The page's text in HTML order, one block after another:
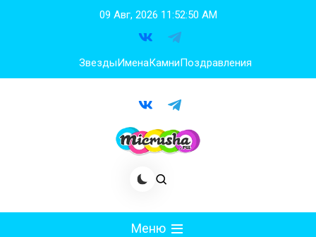
09 Авг, 2026 11:52:51 AM
ЗвездыИменаКамниПоздравления
Меню